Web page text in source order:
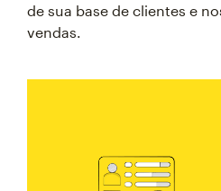
de sua base de clientes e
vendas.